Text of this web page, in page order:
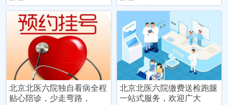
北京北医六院独自看病全程
贴心陪诊，少走弯路，
北京北医六院缴费送检跑腿
一站式服务，欢迎广大